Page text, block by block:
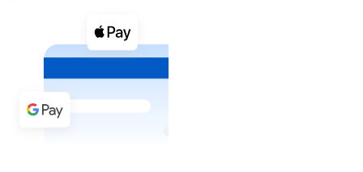
Coupons crypto
Achetez des cryptomonnaies en espèces et d'autres
Acheter avec espèces
Virement SEPA